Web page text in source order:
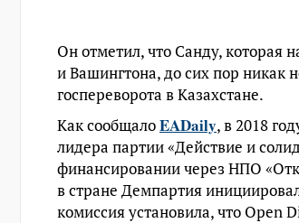
Он отметил, что Санду, которая
и Вашингтона, до сих пор никак
госпереворота в Казахстане.
Как сообщалоEADaily, в 2018
лидера партии «Действие и
финансировании через НПО
в стране Демпартия
комиссия установила, что Open